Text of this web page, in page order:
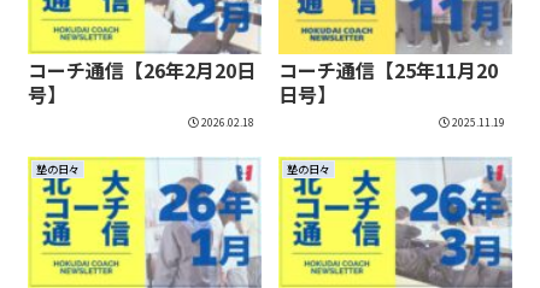
コーチ通信【26年2月20日
号】
2026.02.18
コーチ通信【25年11月20
日号】
2025.11.19
塾の日々 塾の日々